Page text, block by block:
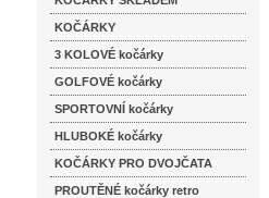
KOČÁRKY
3 KOLOVÉ kočárky
GOLFOVÉ kočárky
SPORTOVNÍ kočárky
HLUBOKÉ kočárky
KOČÁRKY PRO DVOJČATA
PROUTĚNÉ kočárky retro